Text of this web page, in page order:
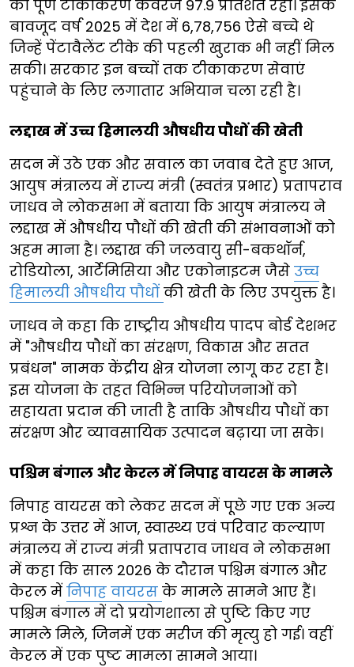
का पूर्ण टीकाकरण कवरेज 97.9 प्रतिशत रहा। इसके
बावजूद वर्ष 2025 में देश में 6,78,756 ऐसे बच्चे थे
जिन्हें पेंटावैलेंट टीके की पहली खुराक भी नहीं मिल
सकी। सरकार इन बच्चों तक टीकाकरण सेवाएं
पहुंचाने के लिए लगातार अभियान चला रही है।
लद्दाख में उच्च हिमालयी औषधीय पौधों की खेती
सदन में उठे एक और सवाल का जवाब देते हुए आज,
आयुष मंत्रालय में राज्य मंत्री (स्वतंत्र प्रभार) प्रतापराव
जाधव ने लोकसभा में बताया कि आयुष मंत्रालय ने
लद्दाख में औषधीय पौधों की खेती की संभावनाओं को
अहम माना है। लद्दाख की जलवायु सी-बकथॉर्न,
रोडियोला, आर्टेमिसिया और एकोनाइटम जैसे उच्च
हिमालयी औषधीय पौधों की खेती के लिए उपयुक्त है।
जाधव ने कहा कि राष्ट्रीय औषधीय पादप बोर्ड देशभर
में "औषधीय पौधों का संरक्षण, विकास और सतत
प्रबंधन" नामक केंद्रीय क्षेत्र योजना लागू कर रहा है।
इस योजना के तहत विभिन्न परियोजनाओं को
सहायता प्रदान की जाती है ताकि औषधीय पौधों का
संरक्षण और व्यावसायिक उत्पादन बढ़ाया जा सके।
पश्चिम बंगाल और केरल में निपाह वायरस के मामले
निपाह वायरस को लेकर सदन में पूछे गए एक अन्य
प्रश्न के उत्तर में आज, स्वास्थ्य एवं परिवार कल्याण
मंत्रालय में राज्य मंत्री प्रतापराव जाधव ने लोकसभा
में कहा कि साल 2026 के दौरान पश्चिम बंगाल और
केरल में निपाह वायरस के मामले सामने आए हैं।
पश्चिम बंगाल में दो प्रयोगशाला से पुष्टि किए गए
मामले मिले, जिनमें एक मरीज की मृत्यु हो गई। वहीं
केरल में एक पुष्ट मामला सामने आया।